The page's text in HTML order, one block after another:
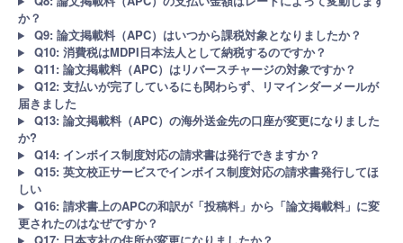
か？
Q9: 論文掲載料（APC）はいつから課税対象となりましたか？
Q10: 消費税はMDPI日本法人として納税するのですか？
Q11: 論文掲載料（APC）はリバースチャージの対象ですか？
Q12: 支払いが完了しているにも関わらず、リマインダーメールが
届きました
Q13: 論文掲載料（APC）の海外送金先の口座が変更になりました
か?
Q14: インボイス制度対応の請求書は発行できますか？
Q15: 英文校正サービスでインボイス制度対応の請求書発行してほ
しい
Q16: 請求書上のAPCの和訳が「投稿料」から「論文掲載料」に変
更されたのはなぜですか？